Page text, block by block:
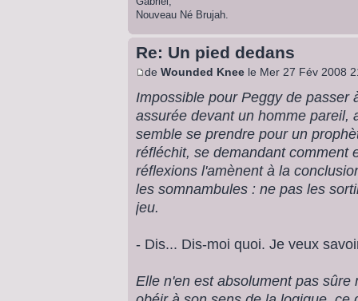
Nouveau Né Brujah.
Re: Un pied dedans
de Wounded Knee le Mer 27 Fév 2008
Impossible pour Peggy de passer
assurée devant un homme pareil,
semble se prendre pour un
réfléchit, se demandant comment
réflexions l'amènent à la
les somnambules : ne pas les
jeu.
- Dis... Dis-moi quoi. Je veux
Elle n'en est absolument pas